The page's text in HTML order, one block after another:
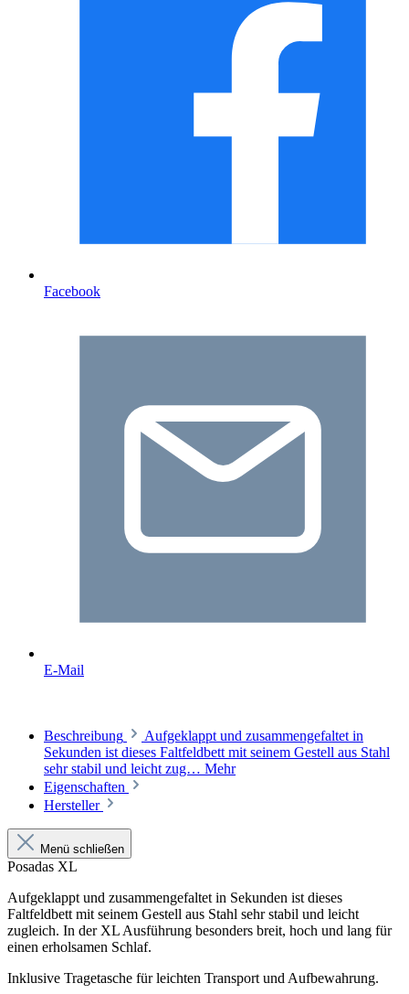
Facebook
E-Mail
Beschreibung
Aufgeklappt und zusammengefaltet in
Sekunden ist dieses Faltfeldbett mit seinem Gestell aus Stahl
sehr stabil und leicht zug… Mehr
Eigenschaften
Hersteller
Menü schließen
Posadas XL
Aufgeklappt und zusammengefaltet in Sekunden ist dieses
Faltfeldbett mit seinem Gestell aus Stahl sehr stabil und leicht
zugleich. In der XL Ausführung besonders breit, hoch und lang für
einen erholsamen Schlaf.
Inklusive Tragetasche für leichten Transport und Aufbewahrung.